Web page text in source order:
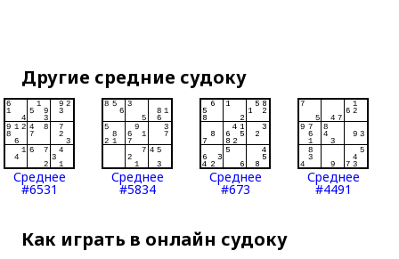
Другие средние судоку
Среднее
#6531
Среднее
#5834
Среднее
#673
Среднее
#4491
Как играть в онлайн судоку